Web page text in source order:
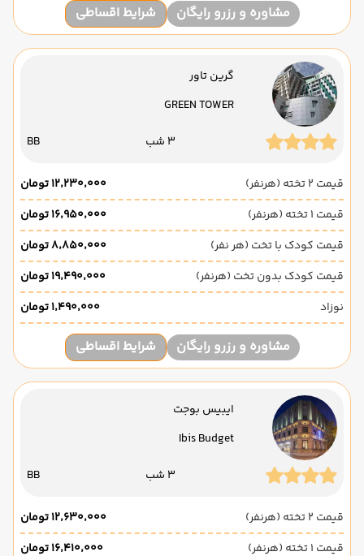
مشاوره و رزرو رایگان شرایط اقساطی
گرین تاور
GREEN TOWER
3 شب BB
قیمت 2 تخته (هرنفر)
۱۲٬۲۳۰٬۰۰۰ تومان
قیمت 1 تخته (هرنفر)
۱۶٬۹۵۰٬۰۰۰ تومان
قیمت کودک با تخت (هر نفر)
۸٬۸۵۰٬۰۰۰ تومان
قیمت کودک بدون تخت (هرنفر)
۱۹٬۴۹۰٬۰۰۰ تومان
نوزاد
۱٬۴۹۰٬۰۰۰ تومان
مشاوره و رزرو رایگان شرایط اقساطی
ایبیس بوجت
Ibis Budget
3 شب BB
قیمت 2 تخته (هرنفر)
۱۲٬۶۳۰٬۰۰۰ تومان
قیمت 1 تخته (هرنفر)
۱۶٬۴۱۰٬۰۰۰ تومان